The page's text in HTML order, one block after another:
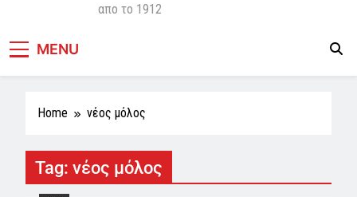
απο το 1912
MENU
Home νέος μόλος
Tag: νέος μόλος